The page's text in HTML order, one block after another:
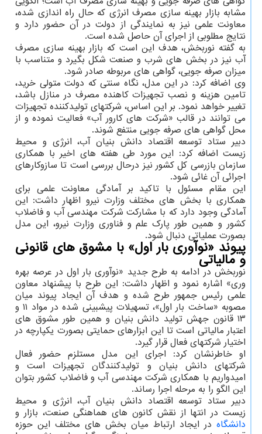
مشابه بازار بهینه سازی مصرف انرژی که حال راه اندازی شده،
معاونت علمی نیز به نمایندگی از دولت در آن حضور دارد و
نتایج مطلوبی از اجرای آن حاصل شده است.
به گفته نوربخش، هدف این است که بازار بهینه سازی مصرف
آب نیز در بخش های شرب و صنعت شکل بگیرد و متناسب با
میزان صرفه جویی، گواهی های مربوطه صادر شود.
وی اضافه کرد: در این مدل، نگاه سنتی که دولت متولی خرید،
تامین هزینه و نصب تجهیزات کاهنده مصرف در منازل باشد،
تغییر خواهد نمود. بر این اساس، شرکتهای تولیدکننده تجهیزات
می توانند در قالب «شرکت های کارور آب» فعالیت نموده و از
محل گواهی های صرفه جویی منتفع شوند.
دبیر ستاد توسعه اقتصاد دانش بنیان آب، انرژی و محیط
زیست اضافه کرد: این مورد طی هفته های اخیر با همکاری
سازمان بازرسی کل کشور نیز درحال بررسی است تا سازوکارهای
اجرائی آن غائی شود.
این مقام مسئول با تاکید بر آمادگی معاونت علمی برای
همکاری با بخش های مختلف وزارت نیرو اظهار داشت: این
آمادگی وجود دارد که با مشارکت شرکت مهندسی آب و فاضلاب
کشور و همین طور پارک علم و فناوری وزارت نیرو، این مدل
بصورت عملیاتی دنبال شود.
پیوند «نوآوری بار اول» با مشوق های قانونی
و مالیاتی
نوربخش در ادامه به طرح جدید «نوآوری بار اول در عرصه بهره
وری» اشاره نمود و اظهار داشت: این طرح با پیشنهاد معاون
علمی رئیس جمهور طرح شده و هدف آن ایجاد پیوند میان
مصوبه «ساخت بار اول»، تسهیلات پیشبینی شده در مواد ۱۱ و
۱۳ قانون جهش تولید دانش بنیان و همین طور مشوق های
اعتبار مالیاتی است تا این ابزارهای حمایتی بصورت یکپارچه در
اختیار شرکتهای فعال قرار گیرد.
او خاطرنشان کرد: اجرای این مدل مستلزم حضور فعال
شرکتهای دانش بنیان و تولیدکنندگان تجهیزات است و
امیدواریم با همکاری شرکت مهندسی آب و فاضلاب کشور بتوان
این الگو را به مرحله اجرا رساند.
دبیر ستاد توسعه اقتصاد دانش بنیان آب، انرژی و محیط
زیست در انتها از نقش کانون های هماهنگی صنعت، بازار و
دانشگاه در ایجاد ارتباط میان بخش های مختلف این حوزه